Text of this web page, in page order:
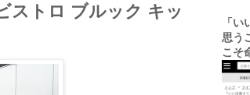
ストロ ブルック キッ
「
思う
こそ